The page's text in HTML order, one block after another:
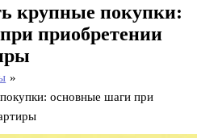
крупные покупки:
приобретении
основные шаги при